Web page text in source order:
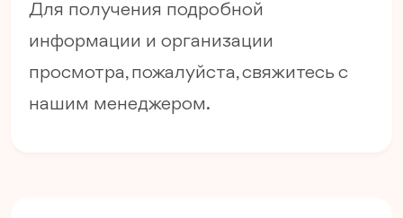
Для получения подробной
информации и организации
просмотра, пожалуйста, свяжитесь с
нашим менеджером.